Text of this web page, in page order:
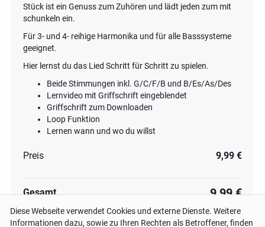
Stück ist ein Genuss zum Zuhören und lädt jeden zum mit
schunkeln ein.
Für 3- und 4- reihige Harmonika und für alle Basssysteme
geeignet.
Hier lernst du das Lied Schritt für Schritt zu spielen.
Beide Stimmungen inkl. G/C/F/B und B/Es/As/Des
Lernvideo mit Griffschrift eingeblendet
Griffschrift zum Downloaden
Loop Funktion
Lernen wann und wo du willst
Preis 9,99 €
Gesamt 9,99 €